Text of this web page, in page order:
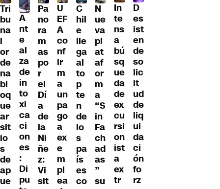
Tri
bu
na
l
or
de
na
bl
oq
ue
ar
sit
io
s
de
ap
ue
A
nt
e
al
za
de
in
to
xi
ca
ci
on
es
:
Di
pu
Pa
no
ra
m
as
po
r
el
Dí
a
de
la
Ni
ñe
z:
Vi
sit
U
EF
A
co
nf
ir
m
a
un
pa
go
a
ex
e
m
pl
ea
C
hil
e
lle
ga
al
to
p
te
n
de
lo
s
pa
ís
es
co
N
ue
va
pl
at
af
or
m
a
“S
in
Fa
ch
ad
as
”
su
In
te
ns
a
bú
sq
ue
da
de
ex
cu
rsi
on
ist
a
ex
tr
D
es
ist
en
de
so
lic
it
ud
de
liq
ui
da
ci
ón
fo
rz